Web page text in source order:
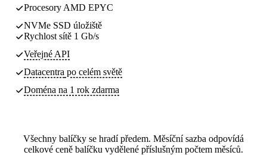
Procesory AMD EPYC
NVMe SSD úložiště
Rychlost sítě 1 Gb/s
Veřejné API
Datacentra po celém světě
Doména na 1 rok zdarma
Všechny balíčky se hradí předem. Měsíční sazba odpovídá
celkové ceně balíčku vydělené příslušným počtem měsíců.